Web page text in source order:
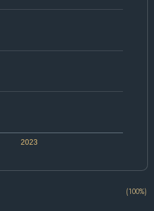
2023
(100%)